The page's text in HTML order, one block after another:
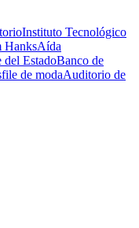
Instituto Tecnológico
HanksAída
del EstadoBanco de
de modaAuditorio de